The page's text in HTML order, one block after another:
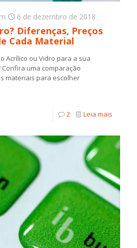
6 de dezembro de 2018
Diferenças, Preços
Cada Material
Acrílico ou Vidro para a sua
Confira uma comparação
materiais para escolher
2 Leia mais